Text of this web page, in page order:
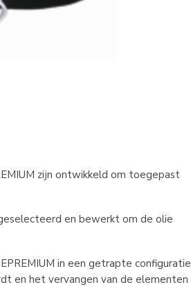
zijn ontwikkeld om toegepast
en bewerkt om de olie
in een getrapte configuratie
en het vervangen van de elementen